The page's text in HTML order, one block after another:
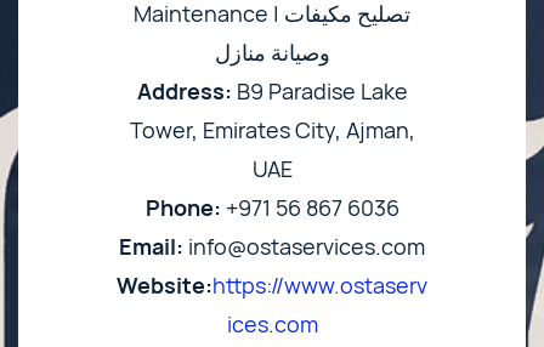
Maintenance | تصليح مكيفات
وصيانة منازل
Address: B9 Paradise Lake
Tower, Emirates City, Ajman,
UAE
Phone: +971 56 867 6036
Email: info@ostaservices.com
Website:https://www.ostaserv
ices.com